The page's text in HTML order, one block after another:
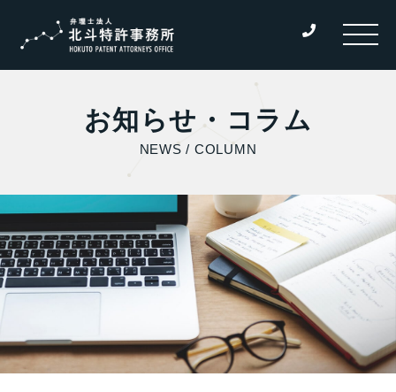
お知らせ・コラム
NEWS / COLUMN